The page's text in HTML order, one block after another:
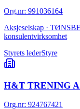
Org.nr: 991036164
Aksjeselskap ·
konsulentvirksomhet
Styrets lederStyre
H&T TRENING
Org.nr: 924767421